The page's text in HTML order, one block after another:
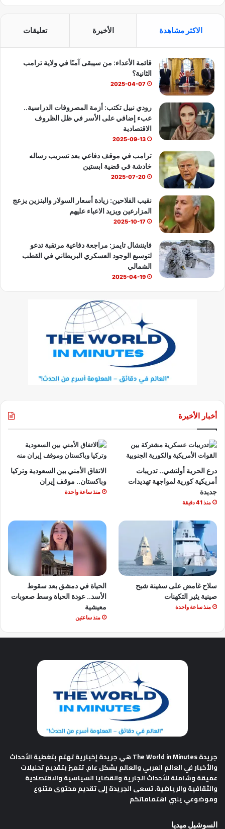
ي
و
ك
X
Y
T
u
e
ا
ا
ب
الاكثر مشاهدة الأخيرة تعليقات
قائمة الأعداء: من سيبقى آمنًا في ولاية ترامب
الثانية؟
2025-04-07
رودي نبيل تكتب: أزمة المصروفات الدراسية..
عبء إضافي على الأسر في ظل الظروف
الاقتصادية
2025-09-13
ترامب في موقف دفاعي بعد تسريب رساله
خادشة في قضية ابستين
2025-07-20
نقيب الفلاحين: زيادة أسعار السولار والبنزين يزعج
المزارعين ويزيد الاعباء عليهم
2025-10-17
فايننشال تايمز: مراجعة دفاعية مرتقبة تدعو
لتوسيع الوجود العسكري البريطاني في القطب
الشمالي
2025-04-19
أخبار الأخيرة
درع الحرية أولتشي.. تدريبات
أمريكية كورية لمواجهة تهديدات
جديدة
منذ 41 دقيقة
الاتفاق الأمني بين السعودية وتركيا
وباكستان.. موقف إيران
منذ ساعة واحدة
سلاح غامض على سفينة شبح
صينية يثير التكهنات
منذ ساعة واحدة
الحياة في دمشق بعد سقوط
الأسد.. عودة الحياة وسط صعوبات
معيشية
منذ ساعتين
جريدة The World in Minutes
هي جريدة إخبارية تهتم بتغطية الأحداث
والأخبار في العالم العربي والعالم بشكل عام. تتميز بتقديم تحليلات
عميقة وشاملة للأحداث الجارية والقضايا السياسية والاقتصادية
والثقافية والرياضية. تسعى الجريدة إلى تقديم محتوى متنوع
وموضوعي يلبي اهتماماتكم
السوشيل ميديا